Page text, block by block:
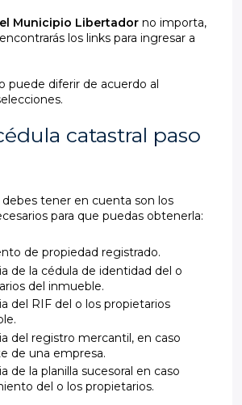
Municipio Libertador no importa,
los links para ingresar a
puede diferir de acuerdo al
catastral paso
tener en cuenta son los
para que puedas obtenerla:
de propiedad registrado.
de la cédula de identidad del o
del inmueble.
del RIF del o los propietarios
del registro mercantil, en caso
de una empresa.
de la planilla sucesoral en caso
del o los propietarios.